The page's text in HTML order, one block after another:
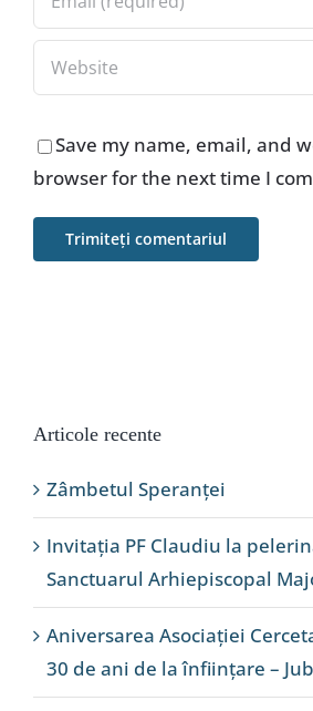
Save my name, email, and
browser for the next time I
Articole recente
Zâmbetul Speranței
Invitația PF Claudiu la
Sanctuarul Arhiepiscopal
Aniversarea Asociației
30 de ani de la înființare –